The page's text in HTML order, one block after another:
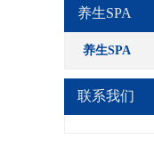
养生SPA
养生SPA
联系我们